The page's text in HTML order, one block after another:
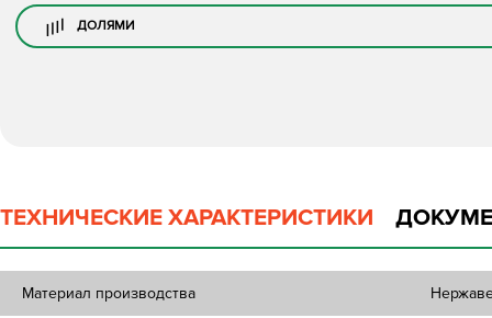
ДОЛЯМИ
ТЕХНИЧЕСКИЕ ХАРАКТЕРИСТИКИ
Материал производства